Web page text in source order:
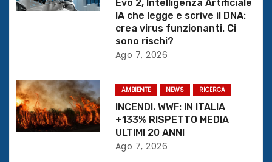
r
t
i
Evo 2, Intelligenza Artificiale
IA che legge e scrive il DNA:
crea virus funzionanti. Ci
sono rischi?
Ago 7, 2026
AMBIENTE NEWS RICERCA
INCENDI. WWF: IN ITALIA
+133% RISPETTO MEDIA
ULTIMI 20 ANNI
Ago 7, 2026